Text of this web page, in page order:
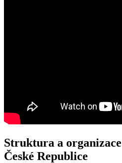
Struktura a
České Republice